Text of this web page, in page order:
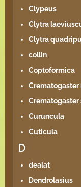
Clypeus
Clytra
Clytra
collin
Coptoformica
Crematogaster
Curuncula
Cuticula
D
dealat
Dendrolasius